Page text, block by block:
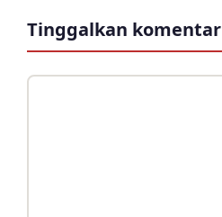
Tinggalkan komentar
Komentar
Nama
Surel
Situs